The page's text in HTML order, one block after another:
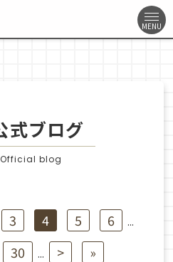
式ブログ
Official blog
3 4 5 6 ...
30 ... > »